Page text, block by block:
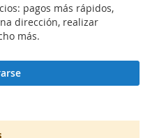
pagos más rápidos,
dirección, realizar
más.